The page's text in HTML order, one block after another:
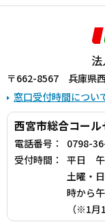
〒662-8567 兵庫県西
窓口受付時間につい
西宮市総合コール
電話番号：
0798-
受付時間：
平日 午
土曜・
時から
（※1月